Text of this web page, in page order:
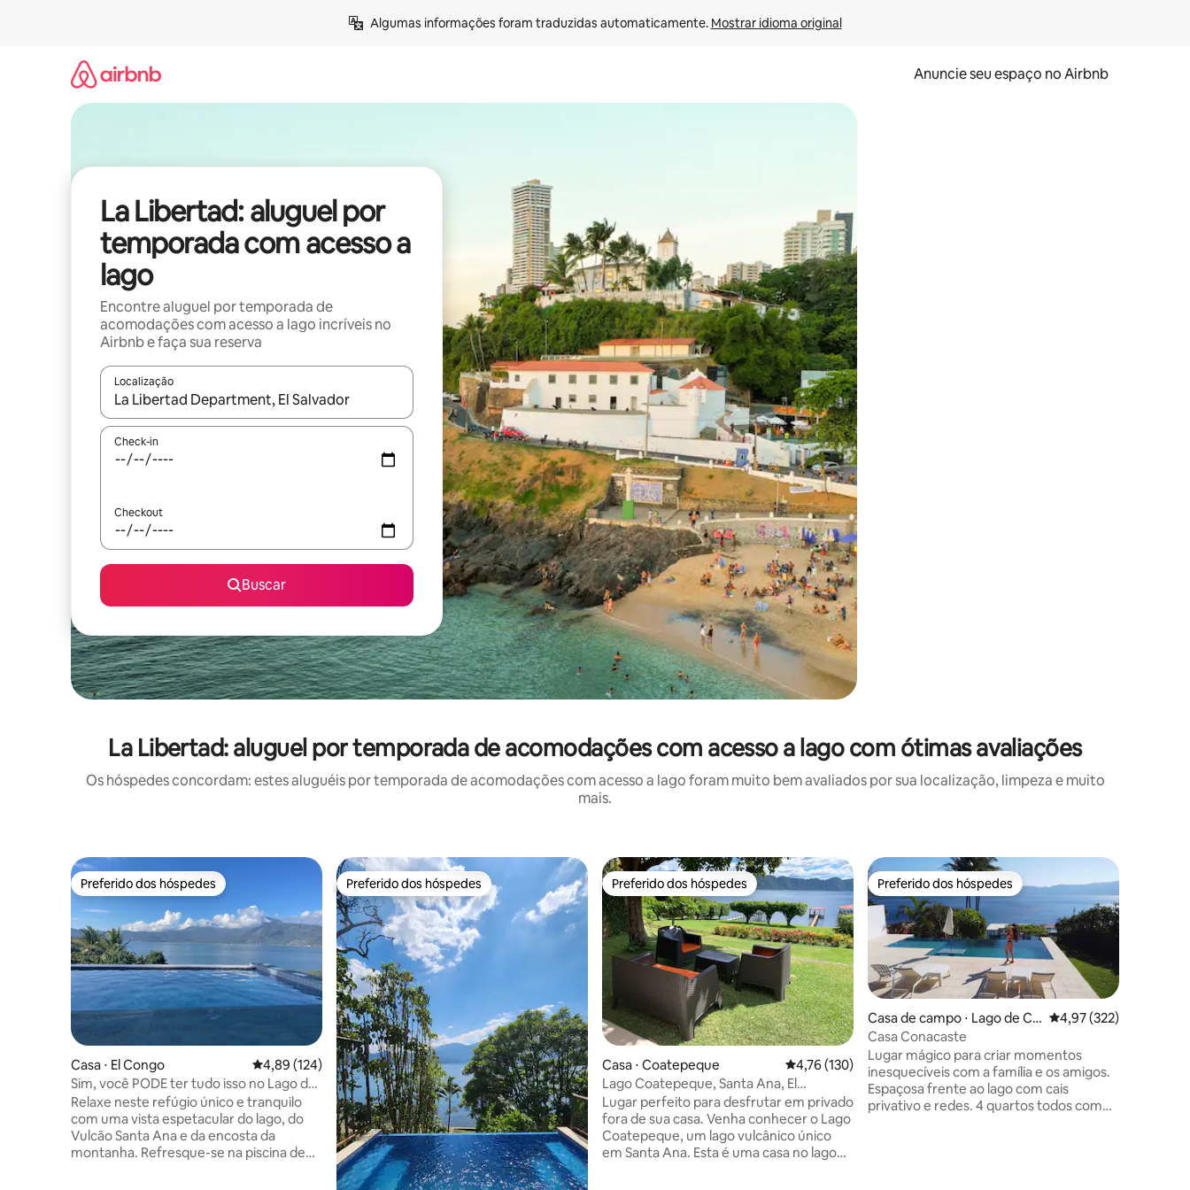
Algumas informações foram traduzidas automaticamente. Mostrar idioma original
Anuncie seu espaço no Airbnb
La Libertad: aluguel por
temporada com acesso a
lago
Encontre aluguel por temporada de
acomodações com acesso a lago incríveis no
Airbnb e faça sua reserva
Localização
Quando os resultados estiverem disponíveis, explore-os usando as seta para cima e para baixo do teclado ou tocando e deslizando o dedo na tela.
Check-in
Checkout
Buscar
La Libertad: aluguel por temporada de acomodações com acesso a lago com ótimas avaliações
Os hóspedes concordam: estes aluguéis por temporada de acomodações com acesso a lago foram muito bem avaliados por sua localização, limpeza e muito
mais.
Preferido dos hóspedes
Preferido dos hóspedes
Casa ⋅ El Congo 4,89 de uma avaliação média de 5, 124 avaliações
4,89 (124)
Sim, você PODE ter tudo isso no Lago de
Coatepeque
Relaxe neste refúgio único e tranquilo
com uma vista espetacular do lago, do
Vulcão Santa Ana e da encosta da
montanha. Refresque-se na piscina de
Preferido dos hóspedes
Preferido dos hóspedes Preferido dos hóspedes
Preferido dos hóspedes
Casa ⋅ Coatepeque 4,76 de uma avaliação média de 5, 130 avaliações
4,76 (130)
Lago Coatepeque, Santa Ana, El
Salvador, 3 quartos/2 banheiros
Lugar perfeito para desfrutar em privado
fora de sua casa. Venha conhecer o Lago
Coatepeque, um lago vulcânico único
em Santa Ana. Esta é uma casa no lago
Preferido dos hóspedes
Preferido dos hóspedes
Casa de campo ⋅ Lago de Co
atepeque
4,97 de uma avaliação
4,97 (322)
Casa Conacaste
Lugar mágico para criar momentos
inesquecíveis com a família e os amigos.
Espaçosa frente ao lago com cais
privativo e redes. 4 quartos todos com